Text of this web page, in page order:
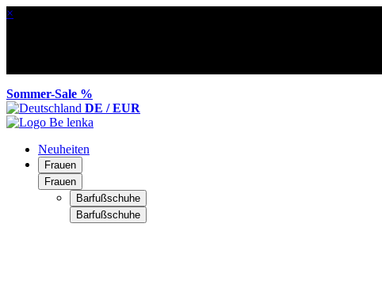
×
Sommer-Sale %
DE / EUR
Neuheiten
Frauen
Frauen
Barfußschuhe
Barfußschuhe